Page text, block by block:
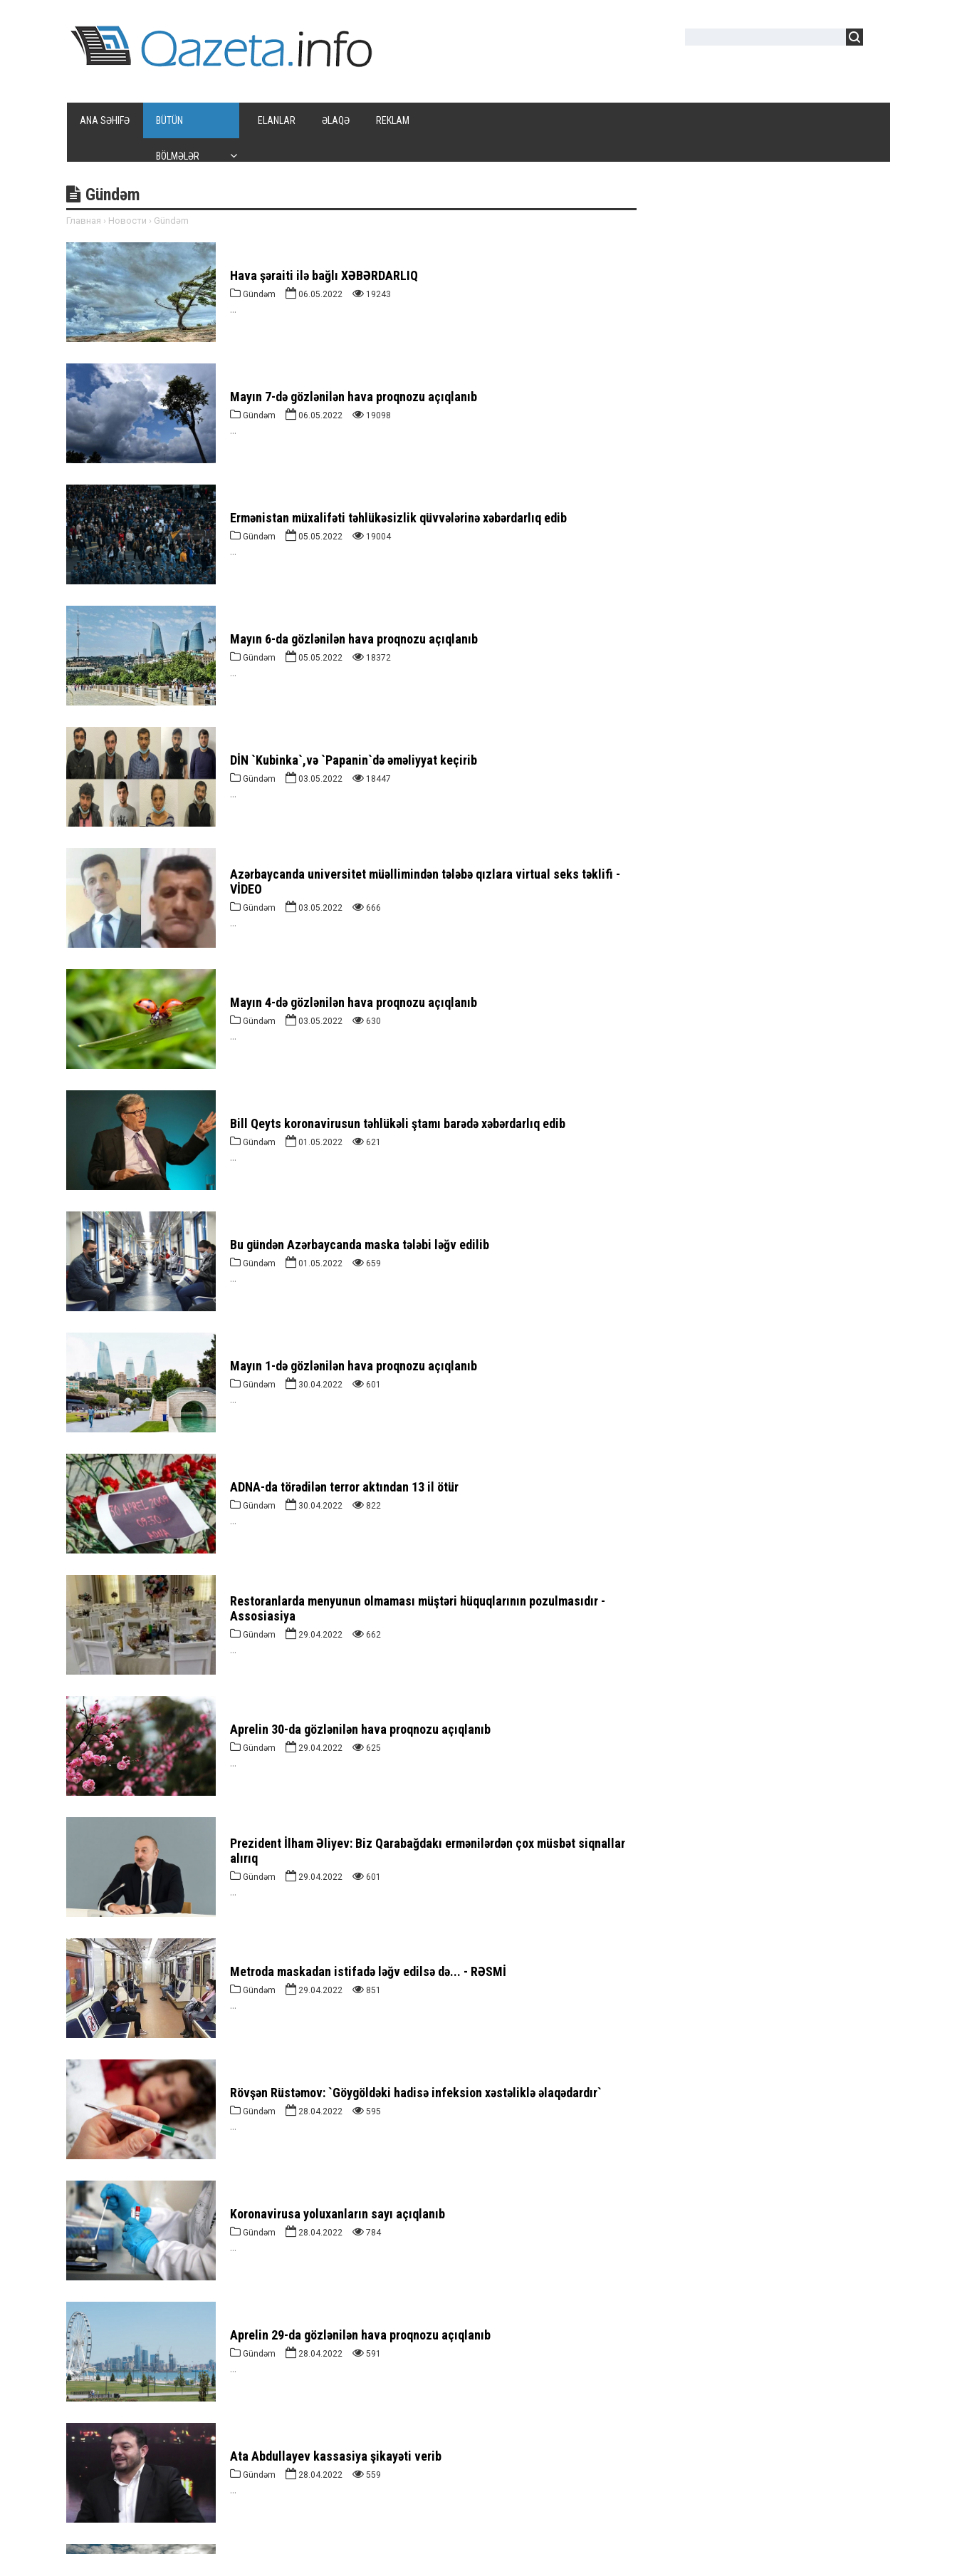
ANA SƏHIFƏ BÜTÜN
BÖLMƏLƏR
ELANLAR ƏLAQƏ REKLAM
Gündəm
Главная › Новости › Gündəm
Hava şəraiti ilə bağlı XƏBƏRDARLIQ
Gündəm 06.05.2022 19243
...
Mayın 7-də gözlənilən hava proqnozu açıqlanıb
Gündəm 06.05.2022 19098
...
Ermənistan müxalifəti təhlükəsizlik qüvvələrinə xəbərdarlıq edib
Gündəm 05.05.2022 19004
...
Mayın 6-da gözlənilən hava proqnozu açıqlanıb
Gündəm 05.05.2022 18372
...
DİN `Kubinka`,və `Papanin`də əməliyyat keçirib
Gündəm 03.05.2022 18447
...
Azərbaycanda universitet müəllimindən tələbə qızlara virtual seks təklifi -
VİDEO
Gündəm 03.05.2022 666
...
Mayın 4-də gözlənilən hava proqnozu açıqlanıb
Gündəm 03.05.2022 630
...
Bill Qeyts koronavirusun təhlükəli ştamı barədə xəbərdarlıq edib
Gündəm 01.05.2022 621
...
Bu gündən Azərbaycanda maska tələbi ləğv edilib
Gündəm 01.05.2022 659
...
Mayın 1-də gözlənilən hava proqnozu açıqlanıb
Gündəm 30.04.2022 601
...
ADNA-da törədilən terror aktından 13 il ötür
Gündəm 30.04.2022 822
...
Restoranlarda menyunun olmaması müştəri hüquqlarının pozulmasıdır -
Assosiasiya
Gündəm 29.04.2022 662
...
Aprelin 30-da gözlənilən hava proqnozu açıqlanıb
Gündəm 29.04.2022 625
...
Prezident İlham Əliyev: Biz Qarabağdakı ermənilərdən çox müsbət siqnallar
alırıq
Gündəm 29.04.2022 601
...
Metroda maskadan istifadə ləğv edilsə də... - RƏSMİ
Gündəm 29.04.2022 851
...
Rövşən Rüstəmov: `Göygöldəki hadisə infeksion xəstəliklə əlaqədardır`
Gündəm 28.04.2022 595
...
Koronavirusa yoluxanların sayı açıqlanıb
Gündəm 28.04.2022 784
...
Aprelin 29-da gözlənilən hava proqnozu açıqlanıb
Gündəm 28.04.2022 591
...
Ata Abdullayev kassasiya şikayəti verib
Gündəm 28.04.2022 559
...